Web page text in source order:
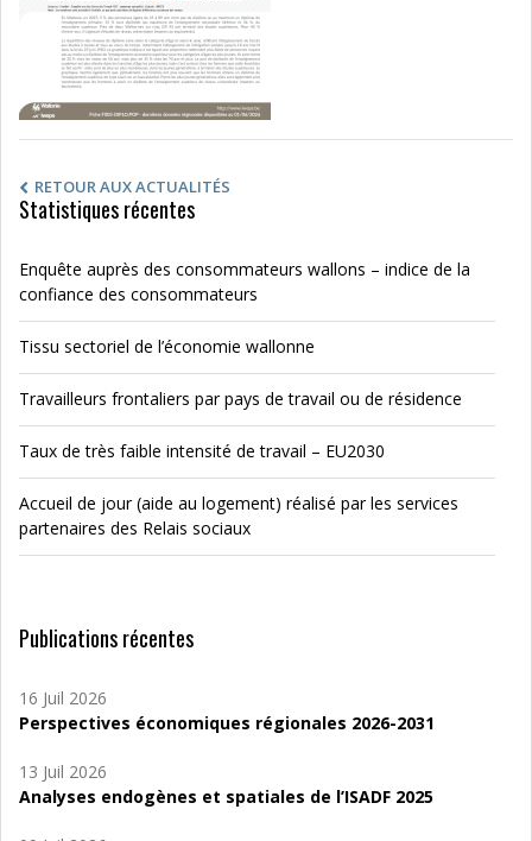
RETOUR AUX ACTUALITÉS
Statistiques récentes
Enquête auprès des consommateurs wallons – indice de la
confiance des consommateurs
Tissu sectoriel de l’économie wallonne
Travailleurs frontaliers par pays de travail ou de résidence
Taux de très faible intensité de travail – EU2030
Accueil de jour (aide au logement) réalisé par les services
partenaires des Relais sociaux
Publications récentes
16 Juil 2026
Perspectives économiques régionales 2026-2031
13 Juil 2026
Analyses endogènes et spatiales de l’ISADF 2025